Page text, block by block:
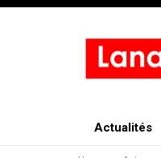
Actualités